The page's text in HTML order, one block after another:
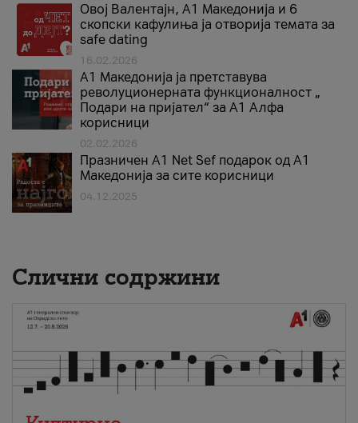
Овој Валентајн, A1 Македонија и 6
скопски кафулиња ја отворија темата за
safe dating
16.02.2026
А1 Македонија ја претставува
револуционерната функционалност „
Подари на пријател“ за А1 Алфа
корисници
02.02.2026
Празничен A1 Net Sеf подарок од А1
Македонија за сите корисници
04.12.2025
Слични содржини